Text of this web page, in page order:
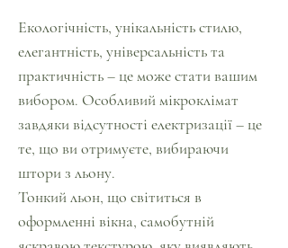
Екологічність, унікальність стилю,
елегантність, універсальність та
практичність – це може стати вашим
вибором. Особливий мікроклімат
завдяки відсутності електризації – це
те, що ви отримуєте, вибираючи
штори з льону.
Тонкий льон, що світиться в
оформленні вікна, самобутній